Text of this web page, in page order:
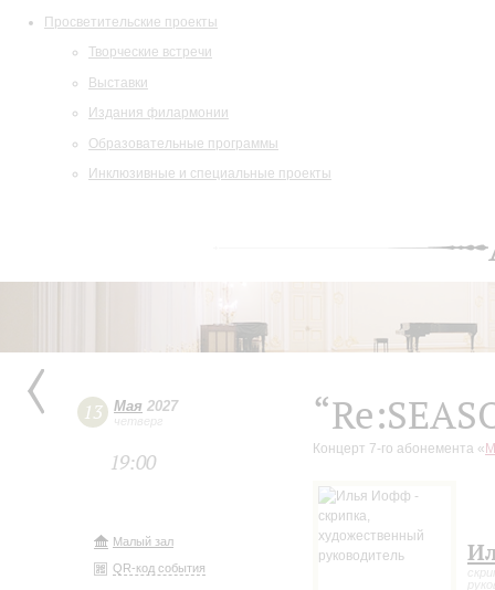
Просветительские проекты
Творческие встречи
Выставки
Издания филармонии
Образовательные программы
Инклюзивные и специальные проекты
13 Мая 2027
четверг
19:00
Малый зал
QR-код события
Концерт 7-го абонемента «